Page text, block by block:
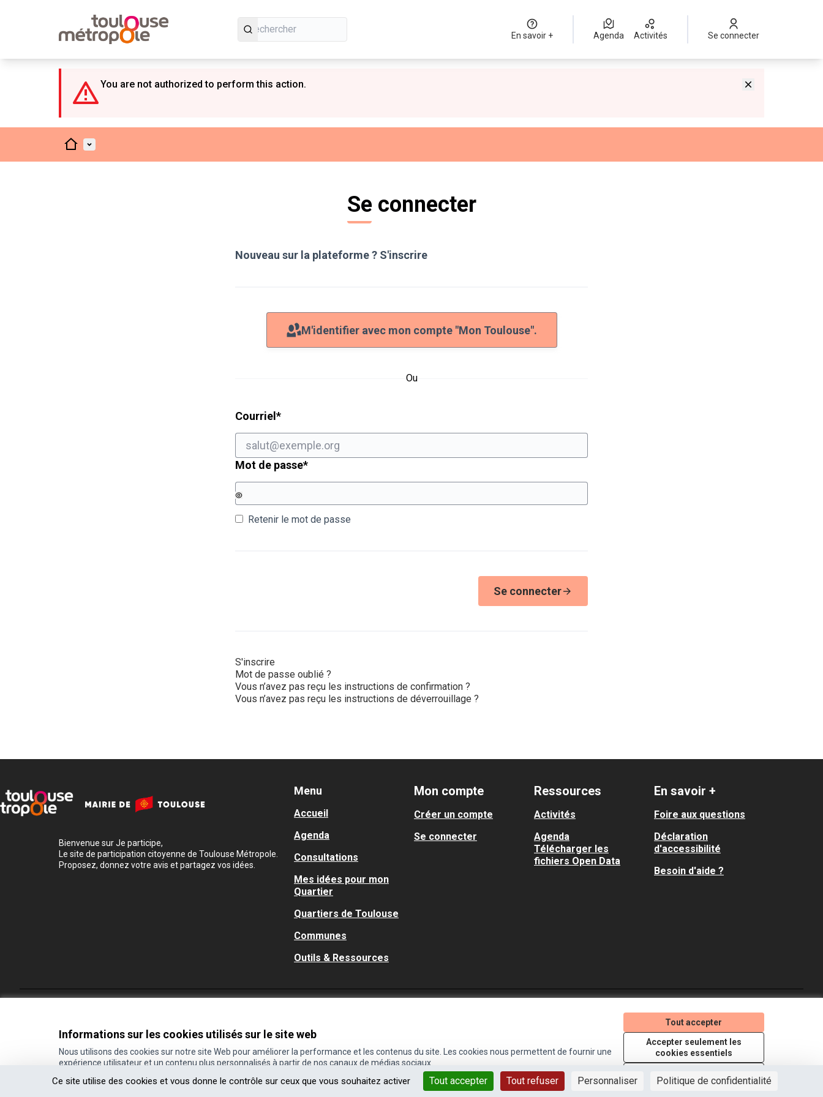
Ce site utilise des cookies et vous donne le contrôle sur ceux que vous souhaitez activer Tout accepter Tout refuser Personnaliser Politique de confidentialité
Informations sur les cookies utilisés sur le site web
Nous utilisons des cookies sur notre site Web pour améliorer la performance et les contenus du site. Les cookies nous permettent de fournir une
expérience utilisateur et un contenu plus personnalisés à partir de nos canaux de médias sociaux.
Tout accepter
Accepter seulement les
cookies essentiels
En savoir + Agenda Activités Se connecter
You are not authorized to perform this action.
AccueilMenu principal
Se connecter
Nouveau sur la plateforme ? S'inscrire
M'identifier avec mon compte "Mon Toulouse".
Ou
Courriel *Champ obligatoire
Mot de passe*Champ obligatoire
Retenir le mot de passe
Se connecter
S'inscrire
Mot de passe oublié ?
Vous n’avez pas reçu les instructions de confirmation ?
Vous n’avez pas reçu les instructions de déverrouillage ?
Bienvenue sur Je participe,
Le site de participation citoyenne de Toulouse Métropole.
Proposez, donnez votre avis et partagez vos idées.
Menu
Accueil
Agenda
Consultations
Mes idées pour mon
Quartier
Quartiers de Toulouse
Communes
Outils & Ressources
Mon compte
Créer un compte
Se connecter
Ressources
Activités
Agenda
Télécharger les
fichiers Open Data
En savoir +
Foire aux questions
Déclaration
d'accessibilité
Besoin d'aide ?
(Lien externe)
(Lien externe)
(Lien externe)
(Lien externe)
Site réalisé grâce aulogiciel libre Decidim
(Lien externe)
.
Licence Creative
(Lien externe)